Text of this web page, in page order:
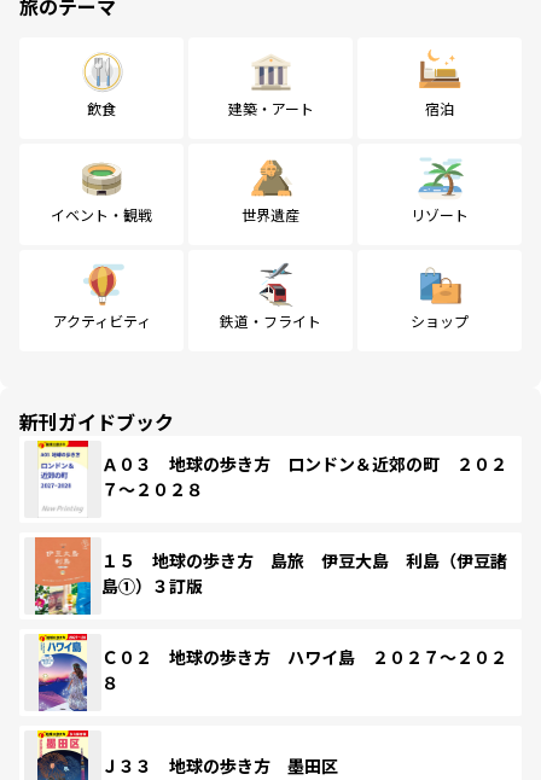
飲食 建築・アート 宿泊
イベント・観戦 世界遺産 リゾート
アクティビティ 鉄道・フライト ショップ
新刊ガイドブック
Ａ０３ 地球の歩き方 ロンドン＆近郊の町 ２０２
７～２０２８
１５ 地球の歩き方 島旅 伊豆大島 利島（伊豆諸
島①）３訂版
Ｃ０２ 地球の歩き方 ハワイ島 ２０２７～２０２
８
Ｊ３３ 地球の歩き方 墨田区